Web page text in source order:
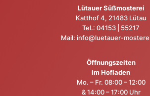
Lütauer Süßmosterei
Katthof 4, 21483 Lütau
Tel.: 04153 | 55217
Mail: info@luetauer-
Öffnungszeiten
im Hofladen
Mo. – Fr. 08:00 – 12:00
& 14:00 – 17:00 Uhr